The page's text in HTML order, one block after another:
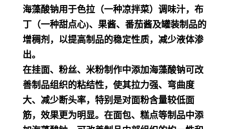
海藻酸钠用于色拉（一种凉拌菜）调味汁，布
丁（一种甜点心)、果酱、番茄酱及罐装制品的
增稠剂，以提高制品的稳定性质，减少液体渗
出。
在挂面、粉丝、米粉制作中添加海藻酸钠可改
善制品组织的粘结性，使其拉力强、弯曲度
大、减少断头率，特别是对面粉含量较低面
筋，效果更为明显。在面包、糕点等制品中添